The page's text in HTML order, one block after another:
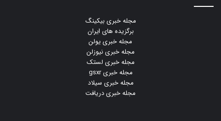
مجله خبری بیکینگ
برگزیده های ایران
مجله خبری یولن
مجله خبری نیوزلن
مجله خبری لستک
مجله خبری gsxr
مجله خبری سیلاد
مجله خبری دریافت